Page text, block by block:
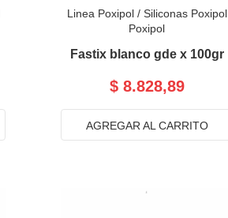
Linea Poxipol/ Siliconas Poxipol
Poxipol
Fastix blanco gde x 100gr
$ 8.828,89
AGREGAR AL CARRITO